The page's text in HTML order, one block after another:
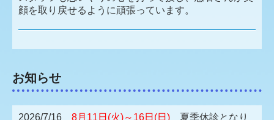
顔を取り戻せるように頑張っています。
お知らせ
2026/7/16 8月11日(火)～16日(日) 夏季休診となり